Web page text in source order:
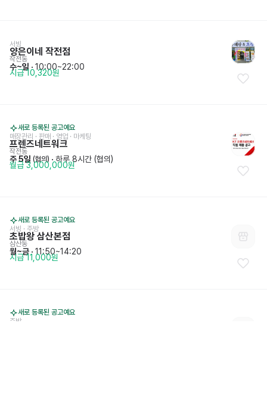
서빙
양은이네 작전점
작전동
수~일 · 10:00~22:00
시급 10,320원
새로 등록된 공고예요
매장관리 · 판매 · 영업 · 마케팅
프렌즈네트워크
작전동
주 5일 (협의) · 하루 8시간 (협의)
월급 3,000,000원
새로 등록된 공고예요
서빙 · 주방
초밥왕 삼산본점
삼산동
월~금 · 11:50~14:20
시급 11,000원
새로 등록된 공고예요
주방